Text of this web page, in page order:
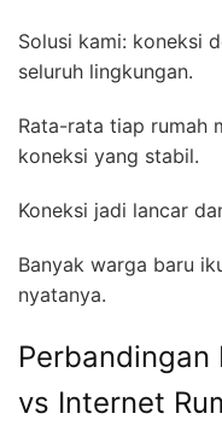
Solusi kami: koneksi
seluruh lingkungan.
Rata-rata tiap rumah
koneksi yang stabil.
Koneksi jadi lancar
Banyak warga baru
nyatanya.
vs Internet